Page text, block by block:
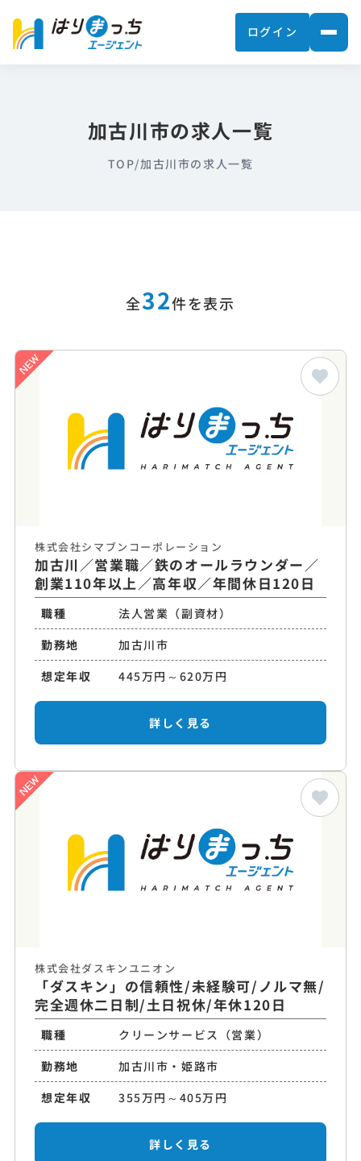
ログイン
加古川市の求人一覧
TOP/加古川市の求人一覧
全32件を表示
株式会社シマブンコーポレーション
加古川／営業職／鉄のオールラウンダー／
創業110年以上／高年収／年間休日120日
職種
法人営業（副資材）
勤務地
加古川市
想定年収
445万円～620万円
詳しく見る
株式会社ダスキンユニオン
「ダスキン」の信頼性/未経験可/ノルマ無/
完全週休二日制/土日祝休/年休120日
職種
クリーンサービス（営業）
勤務地
加古川市・姫路市
想定年収
355万円～405万円
詳しく見る